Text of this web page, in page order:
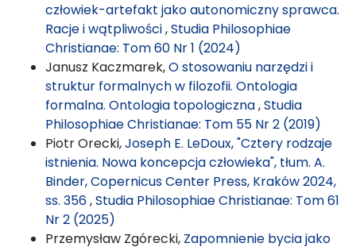
człowiek-artefakt jako autonomiczny sprawca.
Racje i wątpliwości,Studia Philosophiae
Christianae: Tom 60 Nr 1 (2024)
Janusz Kaczmarek,O stosowaniu narzędzi i
struktur formalnych w filozofii. Ontologia
formalna. Ontologia topologiczna,Studia
Philosophiae Christianae: Tom 55 Nr 2 (2019)
Piotr Orecki,Joseph E. LeDoux, "Cztery rodzaje
istnienia. Nowa koncepcja człowieka", tłum. A.
Binder, Copernicus Center Press, Kraków 2024,
ss. 356,Studia Philosophiae Christianae: Tom 61
Nr 2 (2025)
Przemysław Zgórecki, Zapomnienie bycia jako